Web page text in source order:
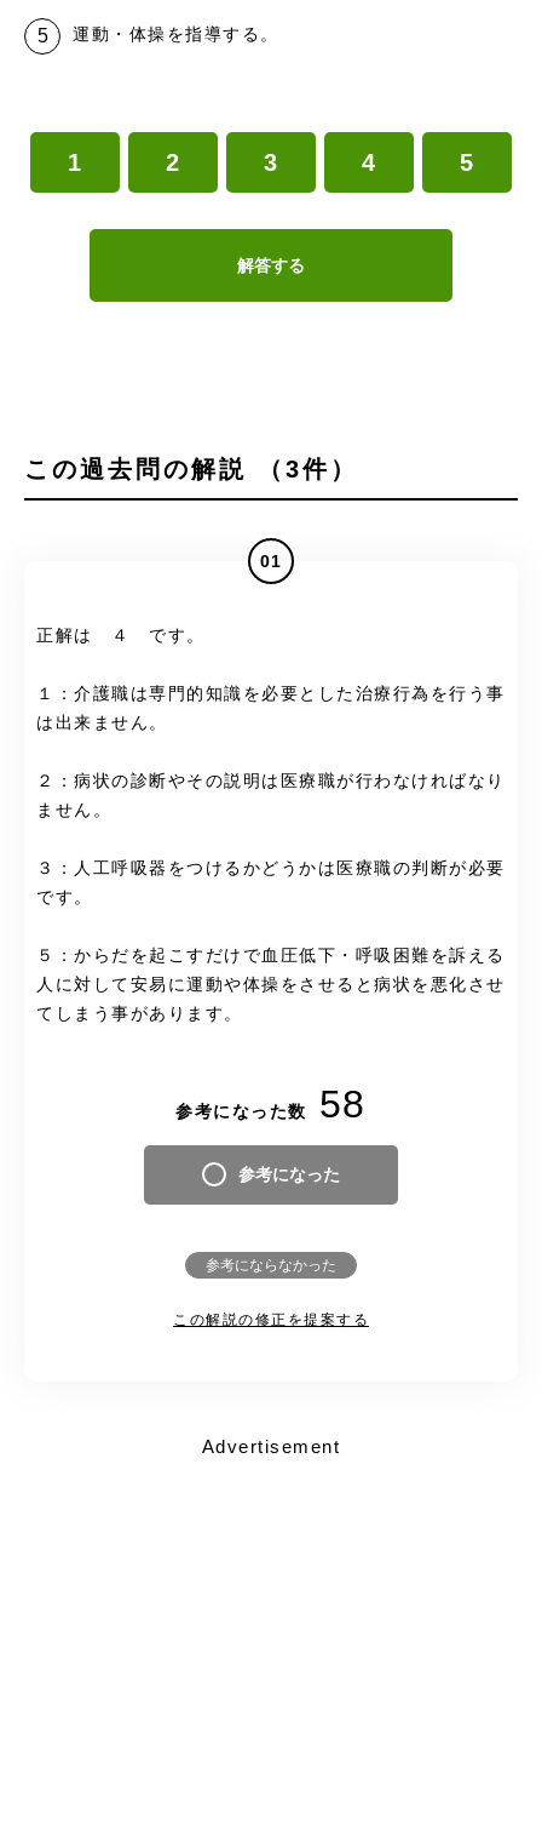
運動・体操を指導する。
1 2 3 4 5
解答する
この過去問の解説 （3件）
01
正解は ４ です。
１：介護職は専門的知識を必要とした治療行為を行う事
は出来ません。
２：病状の診断やその説明は医療職が行わなければなり
ません。
３：人工呼吸器をつけるかどうかは医療職の判断が必要
です。
５：からだを起こすだけで血圧低下・呼吸困難を訴える
人に対して安易に運動や体操をさせると病状を悪化させ
てしまう事があります。
参考になった数 58
参考になった
参考にならなかった
この解説の修正を提案する
Advertisement